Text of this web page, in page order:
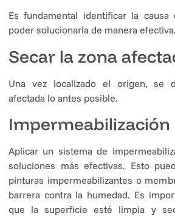
Es fundamental identificar la
poder solucionarla de manera efectiva.
Secar la zona
Una vez localizado el origen, se
afectada lo antes posible.
Impermeabilización
Aplicar un sistema de
soluciones más efectivas. Esto
pinturas impermeabilizantes o
barrera contra la humedad. Es
que la superficie esté limpia y